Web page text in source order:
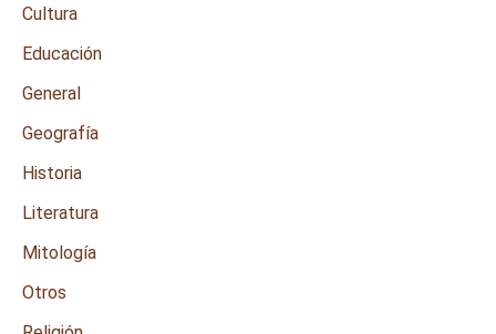
Cultura
Educación
General
Geografía
Historia
Literatura
Mitología
Otros